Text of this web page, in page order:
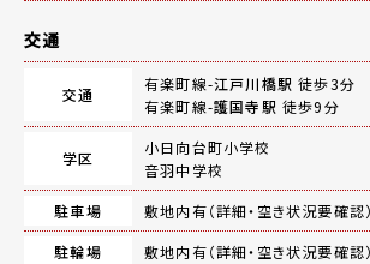
交通
交通
有楽町線-江戸川橋駅 徒歩3分
有楽町線-護国寺駅 徒歩9分
学区
小日向台町小学校
音羽中学校
駐車場
敷地内有（詳細・空き状況要確認）
駐輪場
敷地内有（詳細・空き状況要確認）